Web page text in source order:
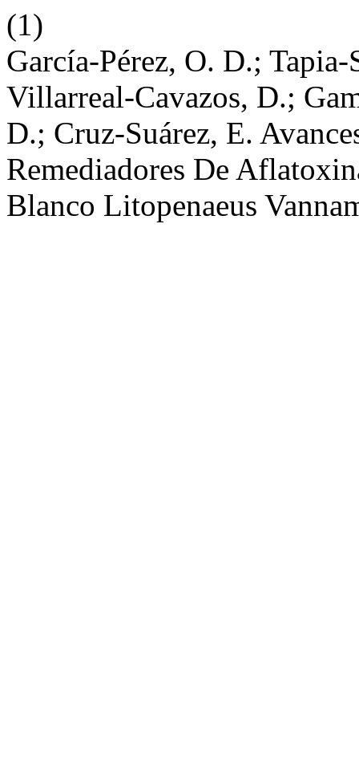
(1)
García-Pérez, O. D.;
Villarreal-Cavazos, D.;
D.; Cruz-Suárez, E.
Remediadores De
Blanco Litopenaeus